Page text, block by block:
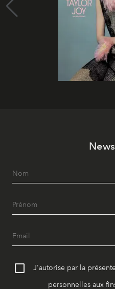
J'autorise par la
personnelles aux